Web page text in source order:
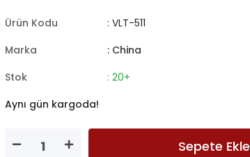
Ürün Kodu
: VLT-511
Marka
: China
Stok
: 20+
Aynı gün kargoda!
Sepete Ekle